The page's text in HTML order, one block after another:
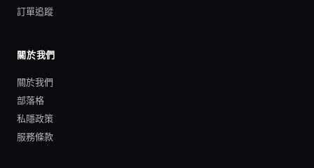
訂單追蹤
關於我們
關於我們
部落格
私隱政策
服務條款